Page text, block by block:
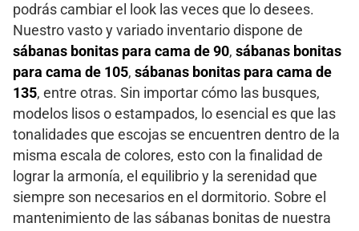
podrás cambiar el look las veces que lo desees.
Nuestro vasto y variado inventario dispone de
sábanas bonitas para cama de 90, sábanas bonitas
para cama de 105, sábanas bonitas para cama de
135, entre otras. Sin importar cómo las busques,
modelos lisos o estampados, lo esencial es que las
tonalidades que escojas se encuentren dentro de la
misma escala de colores, esto con la finalidad de
lograr la armonía, el equilibrio y la serenidad que
siempre son necesarios en el dormitorio. Sobre el
mantenimiento de las sábanas bonitas de nuestra